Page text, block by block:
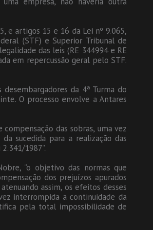
e artigos 15 e 16 da Lei nº 9.065,
(STF) e Superior Tribunal de
das leis (RE 344994 e RE
em repercussão geral pelo STF.
da 4ª Turma do
O processo envolve a Antares
das sobras, uma vez
sucedida para a realização das
1987”.
“o objetivo das normas que
dos prejuízos apurados
assim, os efeitos desses
interrompida a continuidade da
pela total impossibilidade de